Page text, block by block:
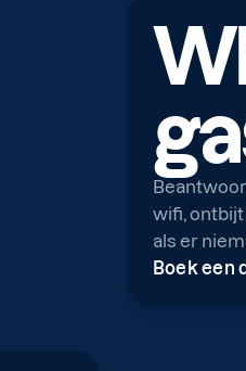
wifi, ontbijt
als er
Boek een